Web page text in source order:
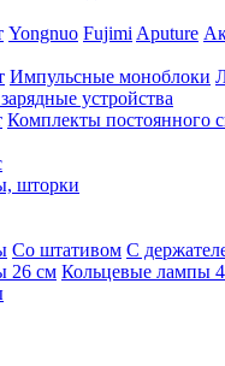
Yongnuo Fujimi Aputure
Импульсные моноблоки
устройства
Комплекты постоянного
шторки
Со штативом С
26 см Кольцевые лампы